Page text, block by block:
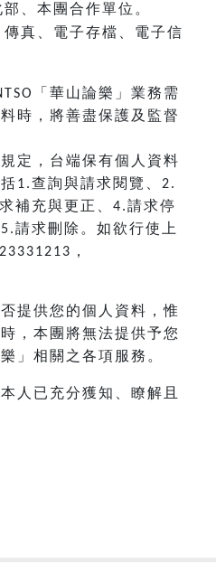
、本團合作單位。
真、電子存檔、電子信
「華山論樂」業務需
時，將善盡保護及監督
定，台端保有個人資料
1.查詢與請求閱覽、 2.
補充與更正、 4.請求停
5.請求刪除。如欲行使上
，
提供您的個人資料，惟
，本團將無法提供予您
樂」相關之各項服務。
人已充分獲知、瞭解且